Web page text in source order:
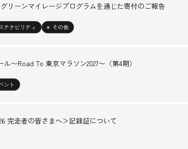
リーンマイレージプログラムを通じた寄付のご報告
テナビリティ その他
ル〜Road To 東京マラソン2027〜〈第4期〉
ント
完走者の皆さまへ＞記録証について